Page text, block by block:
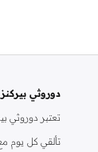
دوروثي
تعتبر دوروثي
تألقي كل يوم